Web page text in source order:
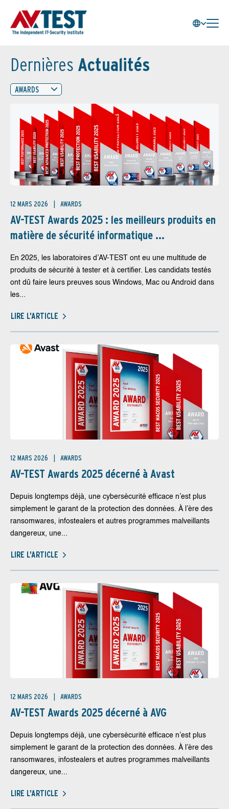
Dernières Actualités
AWARDS
12 MARS 2026 AWARDS
AV-TEST Awards 2025 : les meilleurs produits en
matière de sécurité informatique ...
En 2025, les laboratoires d’AV-TEST ont eu une multitude de
produits de sécurité à tester et à certifier. Les candidats testés
ont dû faire leurs preuves sous Windows, Mac ou Android dans
les...
LIRE L'ARTICLE
12 MARS 2026 AWARDS
AV-TEST Awards 2025 décerné à Avast
Depuis longtemps déjà, une cybersécurité efficace n’est plus
simplement le garant de la protection des données. À l’ère des
ransomwares, infostealers et autres programmes malveillants
dangereux, une...
LIRE L'ARTICLE
12 MARS 2026 AWARDS
AV-TEST Awards 2025 décerné à AVG
Depuis longtemps déjà, une cybersécurité efficace n’est plus
simplement le garant de la protection des données. À l’ère des
ransomwares, infostealers et autres programmes malveillants
dangereux, une...
LIRE L'ARTICLE